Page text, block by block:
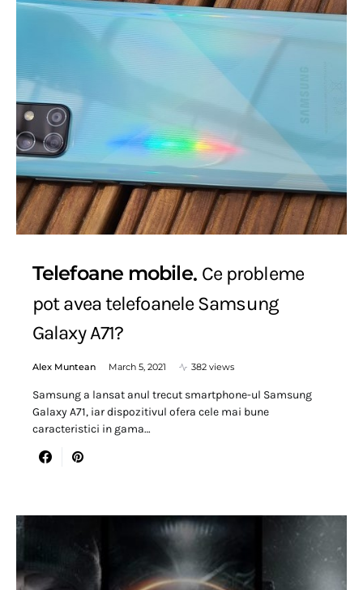
Telefoane mobile Ce probleme
pot avea telefoanele Samsung
Galaxy A71?
Alex Muntean March 5, 2021 382 views
Samsung a lansat anul trecut smartphone-ul Samsung
Galaxy A71, iar dispozitivul ofera cele mai bune
caracteristici in gama…